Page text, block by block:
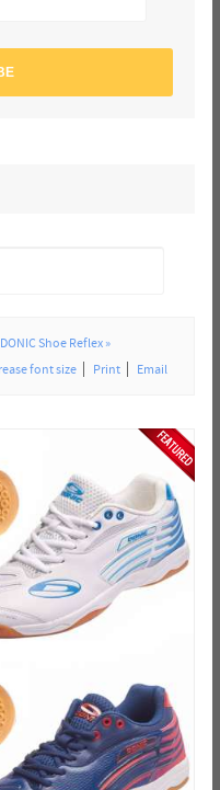
DONIC Shoe Reflex »
Print Email